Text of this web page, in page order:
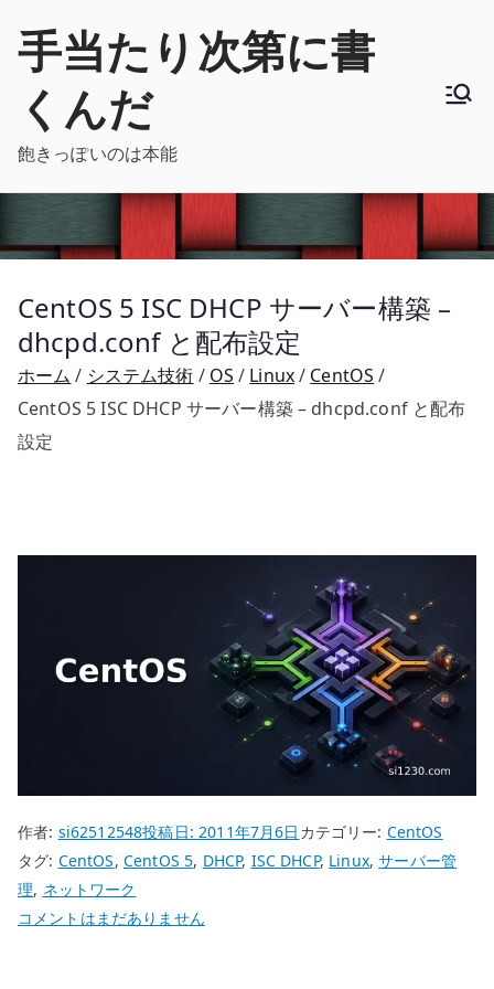
手当たり次第に書
くんだ
飽きっぽいのは本能
CentOS 5 ISC DHCP サーバー構築 –
dhcpd.conf と配布設定
ホーム システム技術 OS Linux
CentOS
CentOS 5 ISC DHCP サーバー構築 – dhcpd.conf と配布
設定
作者: si62512548投稿日:2011年7月6日 カテゴリー: CentOS
タグ: CentOS, CentOS 5, DHCP, ISC DHCP, Linux,サーバー管
理, ネットワーク
CentOS
コメントはまだありません